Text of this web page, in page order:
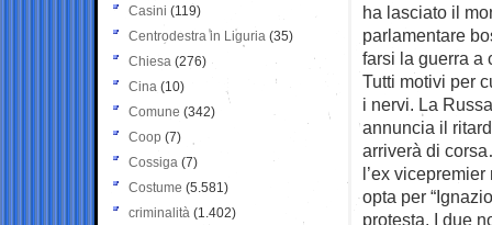
ha lasciato il
parlamentare
farsi la guerra a
Tutti motivi per
i nervi. La
annuncia il
arriverà di
l’ex
opta per
protesta. I due
Casini (119)
Centrodestra in Liguria (35)
Chiesa (276)
Cina (10)
Comune (342)
Coop (7)
Cossiga (7)
Costume (5.581)
criminalità (1.402)